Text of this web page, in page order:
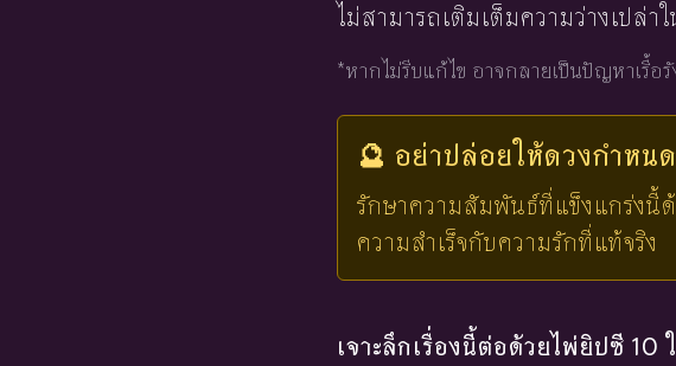
ไม่สามารถเติมเต็มความว่างเปล่า
*หากไม่รีบแก้ไข อาจกลายเป็นปัญหาเรื้อ
🔮 อย่าปล่อยให้ดวงกำหน
รักษาความสัมพันธ์ที่แข็งแกร่งนี้ด้
ความสำเร็จกับความรักที่แท้จริง
เจาะลึกเรื่องนี้ต่อด้วยไพ่ยิปซี 10